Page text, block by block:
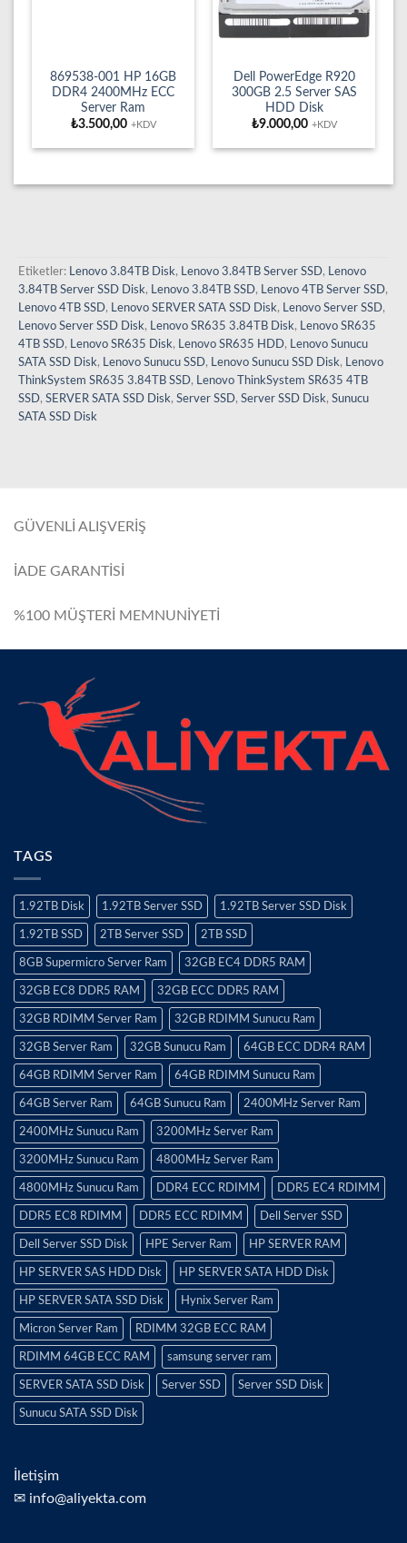
869538-001 HP 16GB
DDR4 2400MHz ECC
Server Ram
₺3.500,00 +KDV
Dell PowerEdge R920
300GB 2.5 Server SAS
HDD Disk
₺9.000,00 +KDV
Etiketler: Lenovo 3.84TB Disk, Lenovo 3.84TB Server SSD,
Lenovo
3.84TB Server SSD Disk, Lenovo 3.84TB SSD, Lenovo 4TB Server SSD,
Lenovo 4TB SSD, Lenovo SERVER SATA SSD Disk, Lenovo Server SSD,
Lenovo Server SSD Disk, Lenovo SR635 3.84TB Disk,
Lenovo SR635
4TB SSD, Lenovo SR635 Disk, Lenovo SR635 HDD,
Lenovo Sunucu
SATA SSD Disk, Lenovo Sunucu SSD, Lenovo Sunucu SSD Disk,
Lenovo
ThinkSystem SR635 3.84TB SSD,
Lenovo ThinkSystem SR635 4TB
SSD, SERVER SATA SSD Disk, Server SSD, Server SSD Disk, Sunucu
SATA SSD Disk
GÜVENLİ ALIŞVERİŞ
İADE GARANTİSİ
%100 MÜŞTERİ MEMNUNİYETİ
TAGS
1.92TB Disk 1.92TB Server SSD 1.92TB Server SSD Disk
1.92TB SSD 2TB Server SSD 2TB SSD
8GB Supermicro Server Ram 32GB EC4 DDR5 RAM
32GB EC8 DDR5 RAM 32GB ECC DDR5 RAM
32GB RDIMM Server Ram 32GB RDIMM Sunucu Ram
32GB Server Ram 32GB Sunucu Ram 64GB ECC DDR4 RAM
64GB RDIMM Server Ram 64GB RDIMM Sunucu Ram
64GB Server Ram 64GB Sunucu Ram 2400MHz Server Ram
2400MHz Sunucu Ram 3200MHz Server Ram
3200MHz Sunucu Ram 4800MHz Server Ram
4800MHz Sunucu Ram DDR4 ECC RDIMM DDR5 EC4 RDIMM
DDR5 EC8 RDIMM DDR5 ECC RDIMM Dell Server SSD
Dell Server SSD Disk HPE Server Ram HP SERVER RAM
HP SERVER SAS HDD Disk HP SERVER SATA HDD Disk
HP SERVER SATA SSD Disk Hynix Server Ram
Micron Server Ram RDIMM 32GB ECC RAM
RDIMM 64GB ECC RAM samsung server ram
SERVER SATA SSD Disk Server SSD Server SSD Disk
Sunucu SATA SSD Disk
İletişim
✉ info@aliyekta.com